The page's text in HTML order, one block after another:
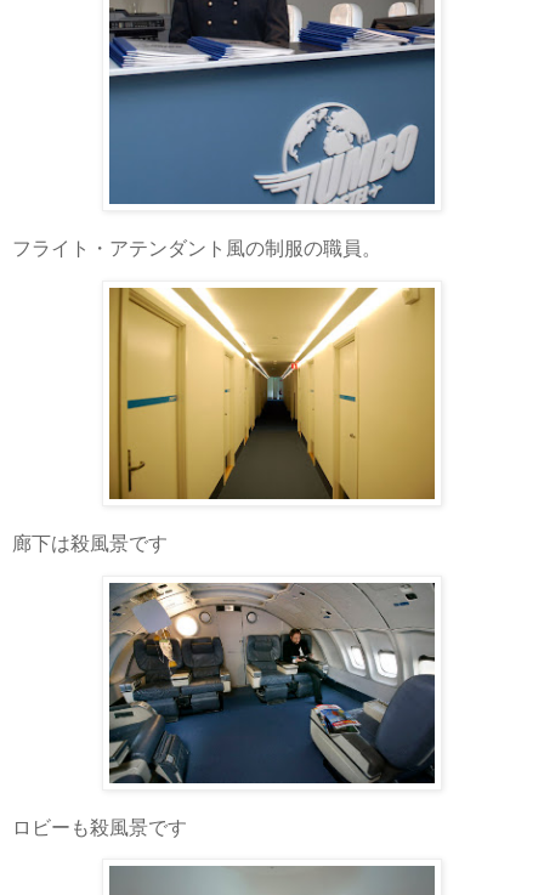
フライト・アテンダント風の制服の職員。
廊下は殺風景です
ロビーも殺風景です